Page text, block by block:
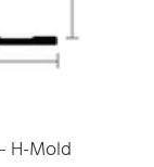
H-Mold